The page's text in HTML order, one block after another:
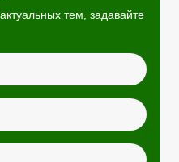
тем, задавайте